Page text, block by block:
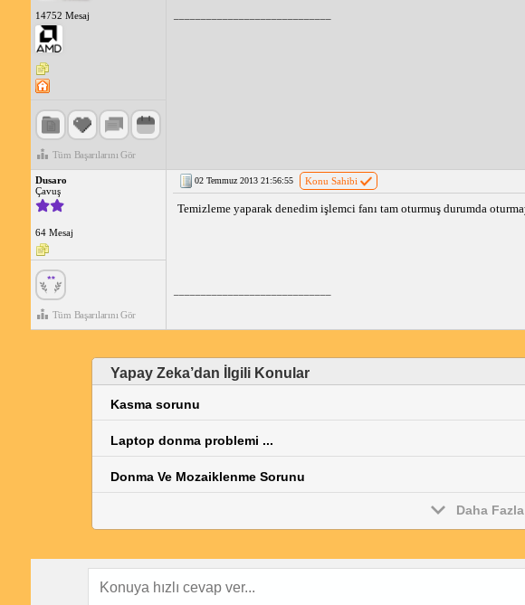
14752 Mesaj
Tüm Başarılarını Gör
Dusaro
Çavuş
64 Mesaj
Tüm Başarılarını Gör
02 Temmuz 2013 21:56:55 Konu Sahibi
Temizleme yaparak denedim işlemci fanı tam oturmuş durumda
Yapay Zeka’dan İlgili Konular
Kasma sorunu
Laptop donma problemi ...
Donma Ve Mozaiklenme Sorunu
Daha